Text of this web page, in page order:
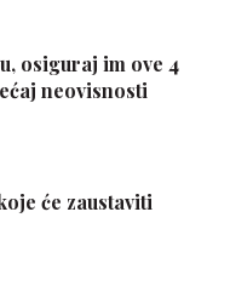
osiguraj im ove 4
neovisnosti
će zaustaviti